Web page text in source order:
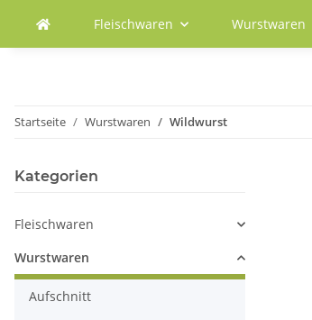
Fleischwaren Wurstwaren
Startseite Wurstwaren Wildwurst
Kategorien
Fleischwaren
Wurstwaren
Aufschnitt